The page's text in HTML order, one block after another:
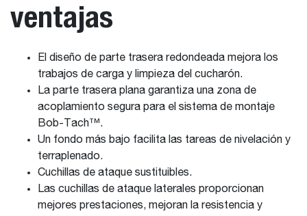
ventajas
El diseño de parte trasera redondeada mejora los
trabajos de carga y limpieza del cucharón.
La parte trasera plana garantiza una zona de
acoplamiento segura para el sistema de montaje
Bob-Tach™.
Un fondo más bajo facilita las tareas de nivelación y
terraplenado.
Cuchillas de ataque sustituibles.
Las cuchillas de ataque laterales proporcionan
mejores prestaciones, mejoran la resistencia y